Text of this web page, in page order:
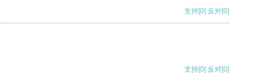
支持[0] 反对[0]
支持[0] 反对[0]